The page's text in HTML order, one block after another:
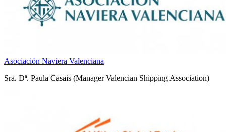
Asociación Naviera Valenciana
Sra. Dª. Paula Casais (Manager Valencian Shipping Association)